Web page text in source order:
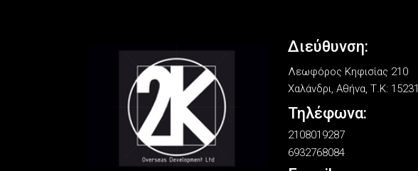
Διεύθυνση:
Λεωφόρος Κηφισίας 210
Χαλάνδρι, Αθήνα, Τ.Κ: 15231
Τηλέφωνα:
2108019287
6932768084